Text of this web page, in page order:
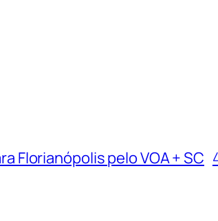
Florianópolis pelo VOA + SC